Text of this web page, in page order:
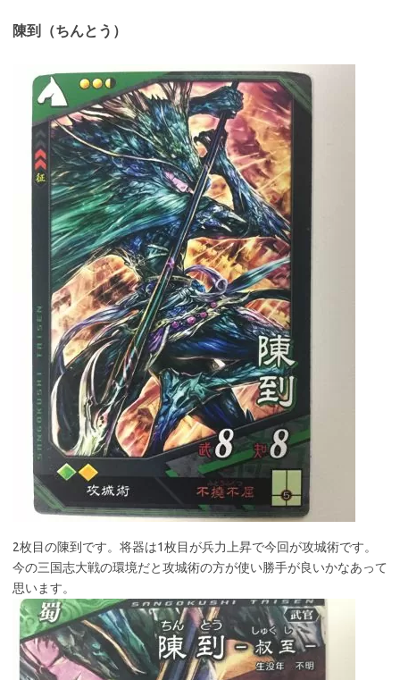
陳到（ちんとう）
2枚目の陳到です。将器は1枚目が兵力上昇で今回が攻城術です。
今の三国志大戦の環境だと攻城術の方が使い勝手が良いかなあって
思います。